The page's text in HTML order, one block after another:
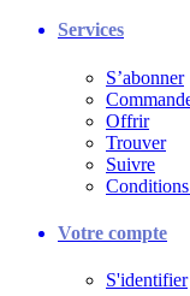
Services
S’abonner
Offrir
Trouver
Suivre
Votre compte
S'identifier